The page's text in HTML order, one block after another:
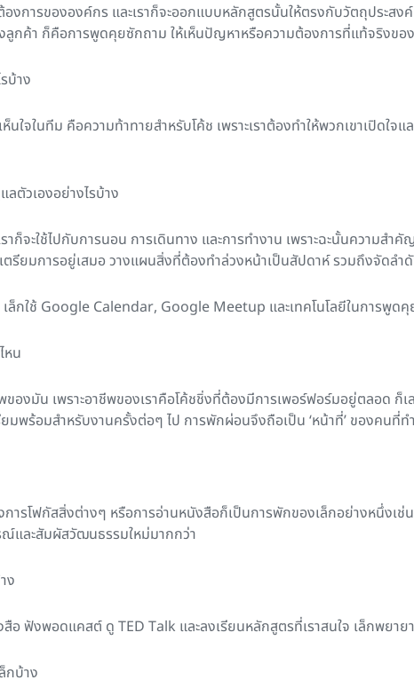
งการขององค์กร และเราก็จะออกแบบหลักสูตรนั้นให้ตรงกับวัตถุประส
กค้า ก็คือการพูดคุยซักถาม ให้เห็นปัญหาหรือความต้องการที่แท้จริงขอ
บ้าง
ใจในทีม คือความท้าทายสำหรับโค้ช เพราะเราต้องทำให้พวกเขาเปิดใจ
ตัวเองอย่างไรบ้าง
ก็จะใช้ไปกับการนอน การเดินทาง และการทำงาน เพราะฉะนั้นความส
ตรียมการอยู่เสมอ วางแผนสิ่งที่ต้องทำล่วงหน้าเป็นสัปดาห์ รวมถึงจัดล
ล็กใช้ Google Calendar, Google Meetup และเทคโนโลยีในการพูด
น
ของมัน เพราะอาชีพของเราคือโค้ชชิ่งที่ต้องมีการเพอร์ฟอร์มอยู่ตลอด
มพร้อมสำหรับงานครั้งต่อๆ ไป การพักผ่อนจึงถือเป็น ‘หน้าที่’ ของคนที่ท
ารโฟกัสสิ่งต่างๆ หรือการอ่านหนังสือก็เป็นการพักของเล็กอย่างหนึ่งเช่
ณ์และสัมผัสวัฒนธรรมใหม่มากกว่า
ง
อ ฟังพอดแคสต์ ดู TED Talk และลงเรียนหลักสูตรที่เราสนใจ เล็กพยา
กบ้าง